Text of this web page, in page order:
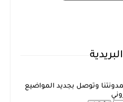
وتوصل بجديد المواضيع